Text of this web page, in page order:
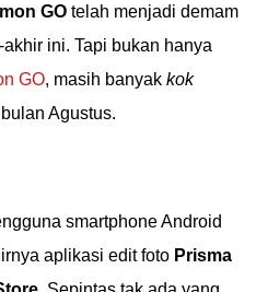
GO telah menjadi demam
ini. Tapi bukan hanya
GO, masih banyak kok
Agustus.
smartphone Android
aplikasi edit foto Prisma